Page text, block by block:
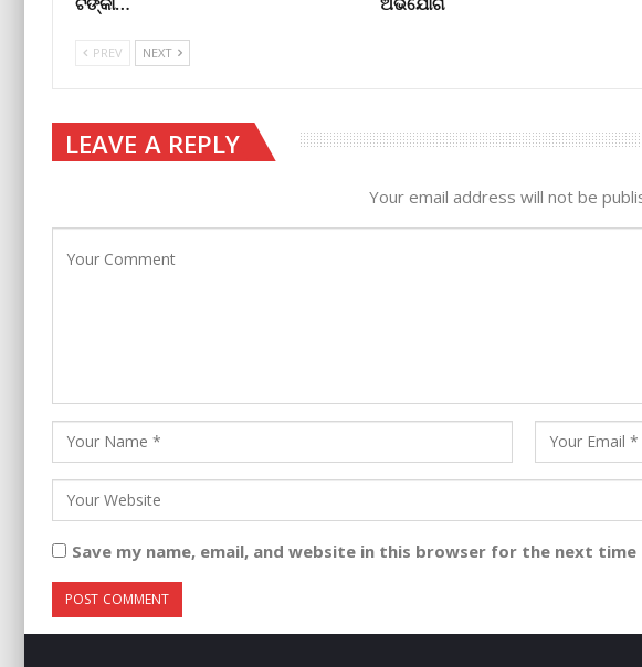
PREV NEXT
LEAVE A REPLY
Your email address will not be
Save my name, email, and website in this browser for the next time